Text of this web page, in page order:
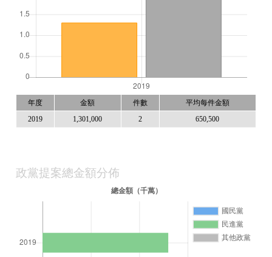
年度 金額 件數 平均每件金額
2019 1,301,000 2 650,500
政黨提案總金額分佈